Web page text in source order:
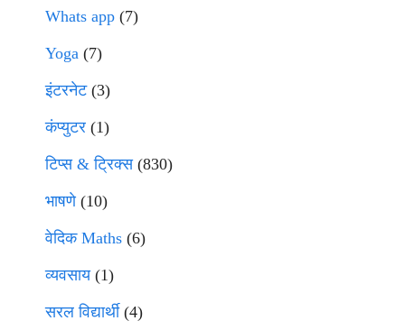
Whats app (7)
Yoga (7)
इंटरनेट(3)
कंप्युटर (1)
टिप्स & ट्रिक्स(830)
भाषणे(10)
वेदिक Maths (6)
व्यवसाय(1)
सरल विद्यार्थी(4)